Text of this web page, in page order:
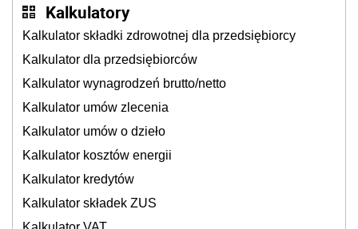
Kalkulatory
Kalkulator składki zdrowotnej dla przedsiębiorcy
Kalkulator dla przedsiębiorców
Kalkulator wynagrodzeń brutto/netto
Kalkulator umów zlecenia
Kalkulator umów o dzieło
Kalkulator kosztów energii
Kalkulator kredytów
Kalkulator składek ZUS